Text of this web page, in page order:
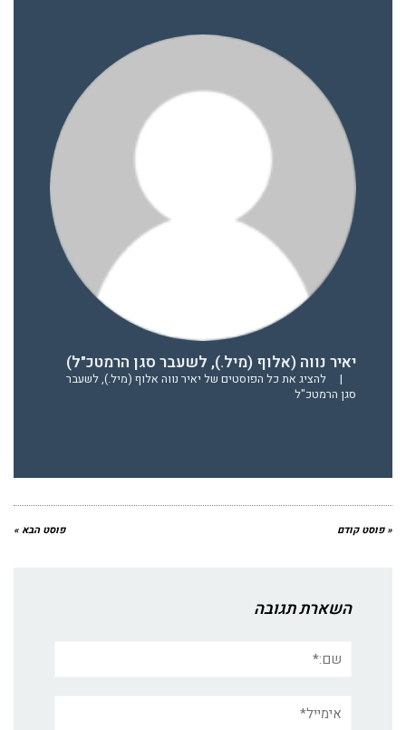
יאיר נווה (אלוף (מיל.), לשעבר סגן הרמטכ"ל)
|
להציג את כל הפוסטים של יאיר נווה אלוף (מיל.), לשעבר
סגן הרמטכ"ל
« פוסט קודם פוסט הבא »
השארת תגובה